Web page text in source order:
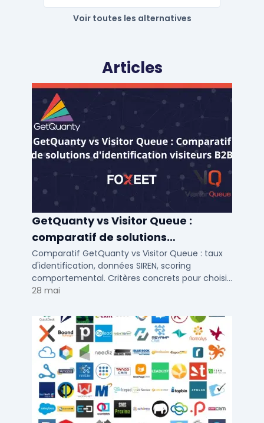
Voir toutes les alternatives
Articles
GetQuanty vs Visitor Queue :
comparatif de solutions
d'identification visiteurs B2B
Comparatif GetQuanty vs Visitor Queue : taux
d'identification, données SIREN, scoring
comportemental. Critères concrets pour choisir
votre solution de lead generation B2B en PME et
28 mai